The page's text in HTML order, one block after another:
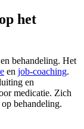
het
behandeling. Het
en job-coaching.
en
medicatie. Zich
behandeling.